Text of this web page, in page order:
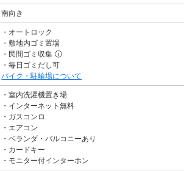
南向き
オートロック
敷地内ゴミ置場
民間ゴミ収集 ⓘ
毎日ゴミだし可
バイク・駐輪場について
室内洗濯機置き場
インターネット無料
ガスコンロ
エアコン
ベランダ・バルコニーあり
カードキー
モニター付インターホン